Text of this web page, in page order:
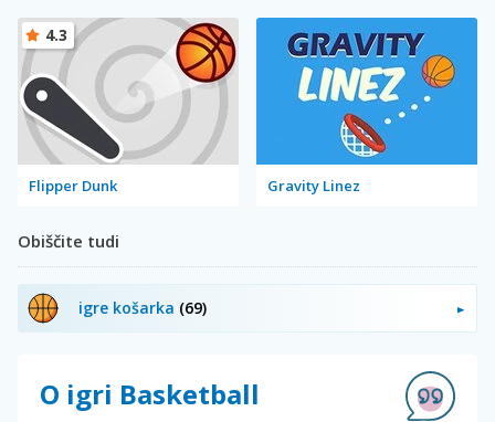
Flipper Dunk
4.3
Gravity Linez
Obiščite tudi
igre košarka (69)
O igri Basketball